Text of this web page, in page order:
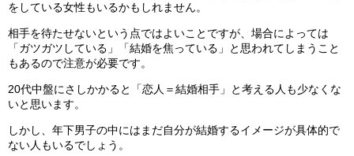
をしている女性もいるかもしれません。
相手を待たせないという点ではよいことですが、場合によっては
「ガツガツしている」「結婚を焦っている」と思われてしまうこと
もあるので注意が必要です。
20代中盤にさしかかると「恋人＝結婚相手」と考える人も少なくな
いと思います。
しかし、年下男子の中にはまだ自分が結婚するイメージが具体的で
ない人もいるでしょう。